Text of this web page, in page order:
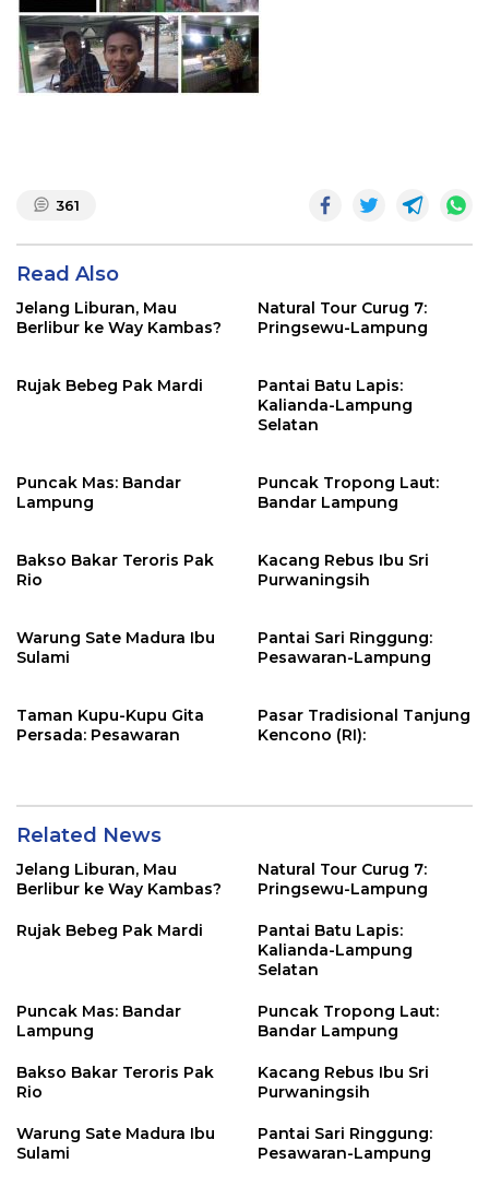
361
Read Also
Jelang Liburan, Mau
Berlibur ke Way Kambas?
Natural Tour Curug 7:
Pringsewu-Lampung
Rujak Bebeg Pak Mardi
Pantai Batu Lapis:
Kalianda-Lampung
Selatan
Puncak Mas: Bandar
Lampung
Puncak Tropong Laut:
Bandar Lampung
Bakso Bakar Teroris Pak
Rio
Kacang Rebus Ibu Sri
Purwaningsih
Warung Sate Madura Ibu
Sulami
Pantai Sari Ringgung:
Pesawaran-Lampung
Taman Kupu-Kupu Gita
Persada: Pesawaran
Pasar Tradisional Tanjung
Kencono (RI):
Related News
Jelang Liburan, Mau
Berlibur ke Way Kambas?
Natural Tour Curug 7:
Pringsewu-Lampung
Rujak Bebeg Pak Mardi
Pantai Batu Lapis:
Kalianda-Lampung
Selatan
Puncak Mas: Bandar
Lampung
Puncak Tropong Laut:
Bandar Lampung
Bakso Bakar Teroris Pak
Rio
Kacang Rebus Ibu Sri
Purwaningsih
Warung Sate Madura Ibu
Sulami
Pantai Sari Ringgung:
Pesawaran-Lampung